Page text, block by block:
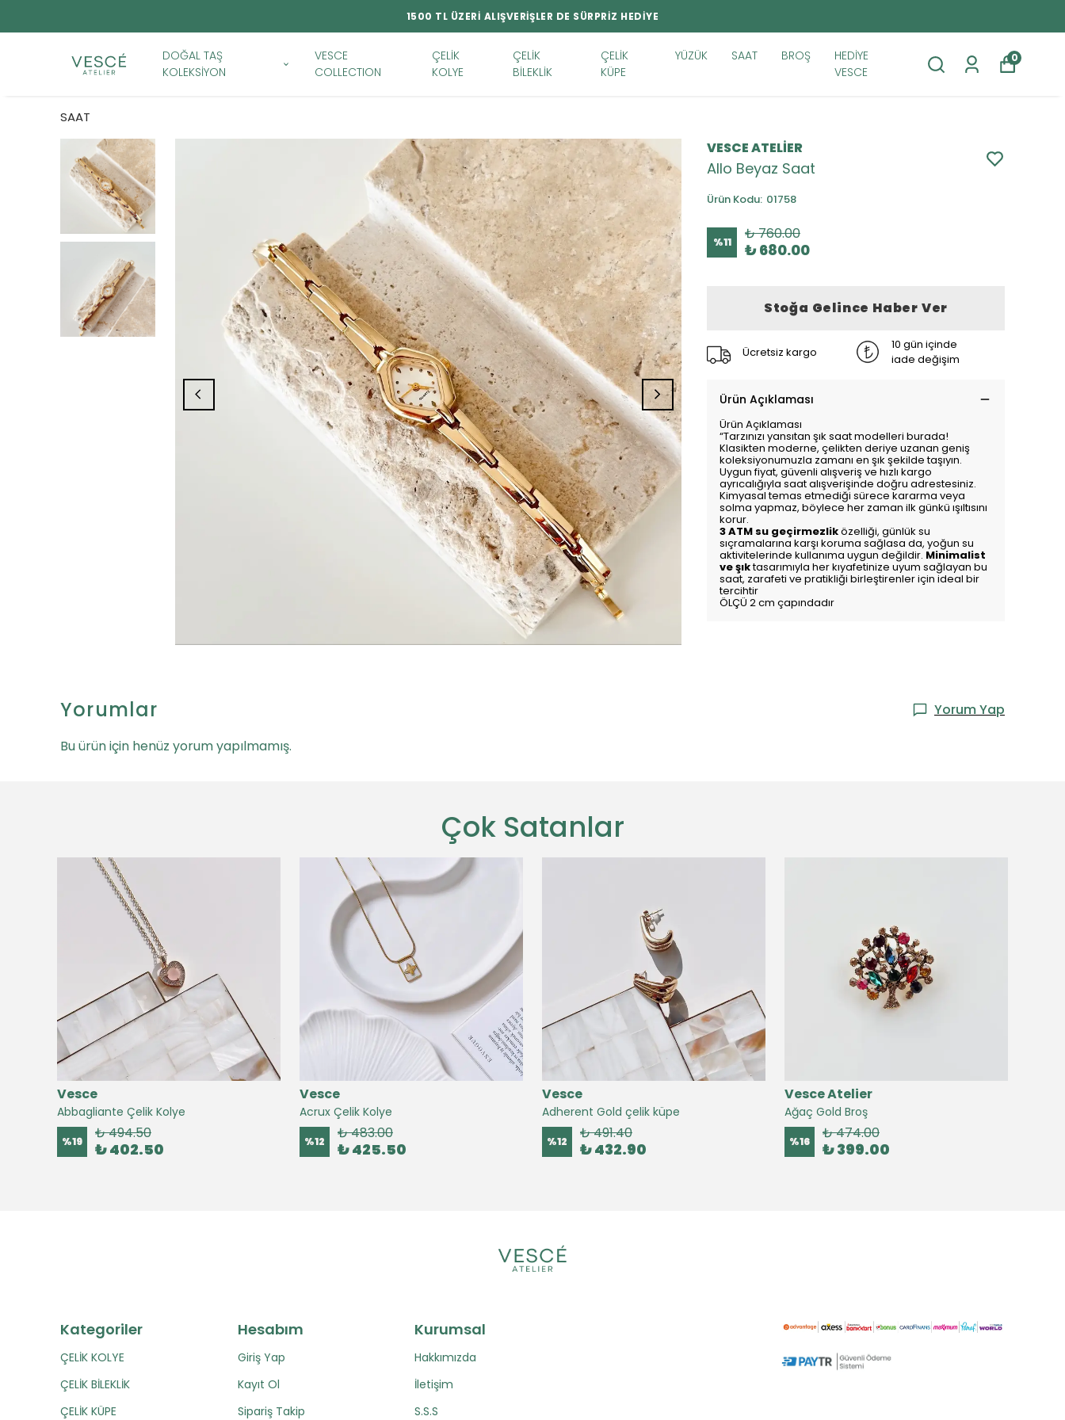
1500 TL ÜZERİ ALIŞVERİŞLER DE SÜRPRİZ HEDİYE
DOĞAL TAŞ
KOLEKSİYON
VESCE
COLLECTION
ÇELİK
KOLYE
ÇELİK
BİLEKLİK
ÇELİK
KÜPE
YÜZÜK SAAT BROŞ
HEDİYE
VESCE
0
SAAT
VESCE ATELİER
Allo Beyaz Saat
Ürün Kodu: 01758
%11 ₺ 760.00
₺ 680.00
Stoğa Gelince Haber Ver
Ücretsiz kargo
10 gün içinde
iade değişim
Ürün Açıklaması
Ürün Açıklaması
“Tarzınızı yansıtan şık saat modelleri burada!
Klasikten moderne, çelikten deriye uzanan geniş
koleksiyonumuzla zamanı en şık şekilde taşıyın.
Uygun fiyat, güvenli alışveriş ve hızlı kargo
ayrıcalığıyla saat alışverişinde doğru adrestesiniz.
Kimyasal temas etmediği sürece kararma veya
solma yapmaz, böylece her zaman ilk günkü ışıltısını
korur.
3 ATM su geçirmezliközelliği, günlük su
sıçramalarına karşı koruma sağlasa da, yoğun su
aktivitelerinde kullanıma uygun değildir. Minimalist
ve şıktasarımıyla her kıyafetinize uyum sağlayan bu
saat, zarafeti ve pratikliği birleştirenler için ideal bir
tercihtir
ÖLÇÜ 2 cm çapındadır
Yorumlar
Yorum Yap
Bu ürün için henüz yorum yapılmamış.
Çok Satanlar
Vesce
Abbagliante Çelik Kolye
%19 ₺ 494.50
₺ 402.50
Vesce
Acrux Çelik Kolye
%12 ₺ 483.00
₺ 425.50
Vesce
Adherent Gold çelik küpe
%12 ₺ 491.40
₺ 432.90
Vesce Atelier
Ağaç Gold Broş
%16 ₺ 474.00
₺ 399.00
Kategoriler
ÇELİK KOLYE
ÇELİK BİLEKLİK
ÇELİK KÜPE
Hesabım
Giriş Yap
Kayıt Ol
Sipariş Takip
Kurumsal
Hakkımızda
İletişim
S.S.S